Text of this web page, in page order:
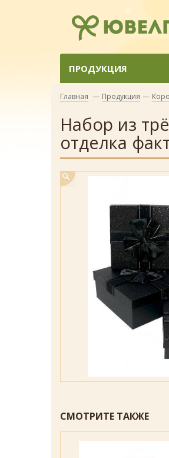
ПРОДУКЦИЯ
Главная — Продукция —
Набор из
отделка
СМОТРИТЕ ТАКЖЕ